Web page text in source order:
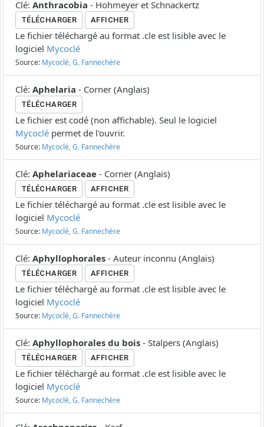
Clé: Anthracobia - Hohmeyer et Schnackertz
TÉLÉCHARGER AFFICHER
Le fichier téléchargé au format .cle est lisible avec le
logiciel Mycoclé
Source: Mycoclé, G. Fannechère
Clé: Aphelaria - Corner (Anglais)
TÉLÉCHARGER
Le fichier est codé (non affichable). Seul le logiciel
Mycoclé permet de l'ouvrir.
Source: Mycoclé, G. Fannechère
Clé: Aphelariaceae - Corner (Anglais)
TÉLÉCHARGER AFFICHER
Le fichier téléchargé au format .cle est lisible avec le
logiciel Mycoclé
Source: Mycoclé, G. Fannechère
Clé: Aphyllophorales - Auteur inconnu (Anglais)
TÉLÉCHARGER AFFICHER
Le fichier téléchargé au format .cle est lisible avec le
logiciel Mycoclé
Source: Mycoclé, G. Fannechère
Clé: Aphyllophorales du bois - Stalpers (Anglais)
TÉLÉCHARGER AFFICHER
Le fichier téléchargé au format .cle est lisible avec le
logiciel Mycoclé
Source: Mycoclé, G. Fannechère